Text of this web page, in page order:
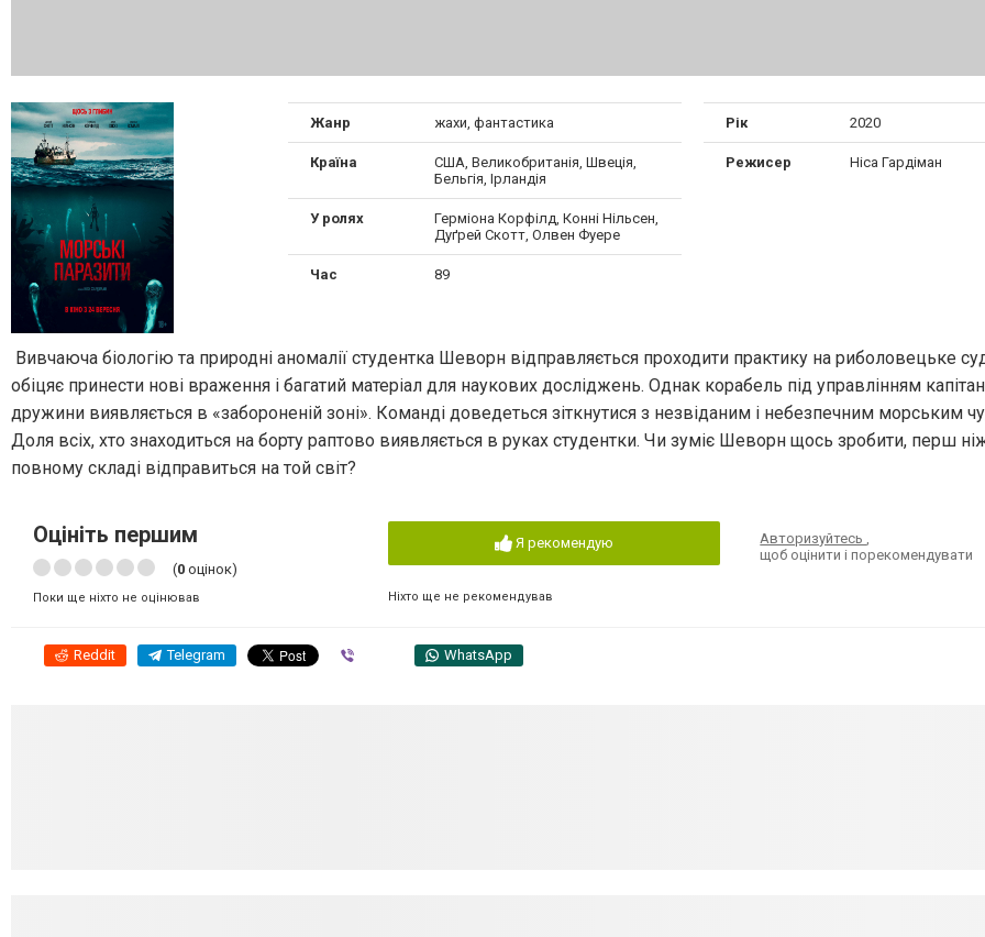
Жанр жахи, фантастика
Країна
США, Великобританія, Швеція,
Бельгія, Ірландія
У ролях
Герміона Корфілд, Конні Нільсен,
Дуґрей Скотт, Олвен Фуере
Рік 2020
Режисер Ніса Гардіман
Час 89
Вивчаюча біологію та природні аномалії студентка Шеворн відправляється проходити практику на риболовецьке
обіцяє принести нові враження і багатий матеріал для наукових досліджень. Однак корабель під управлінням
дружини виявляється в «забороненій зоні». Команді доведеться зіткнутися з незвіданим і небезпечним морським
Доля всіх, хто знаходиться на борту раптово виявляється в руках студентки. Чи зуміє Шеворн щось зробити, перш
повному складі відправиться на той світ?
Оцініть першим
(0 оцінок)
Поки ще ніхто не оцінював
Я рекомендую
Ніхто ще не рекомендував
Авторизуйтесь
щоб оцінити і порекомендувати
Reddit Telegram WhatsApp